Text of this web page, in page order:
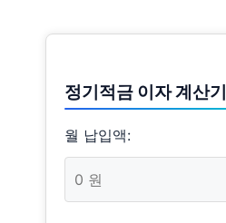
정기적금 이자 계산기
월 납입액: